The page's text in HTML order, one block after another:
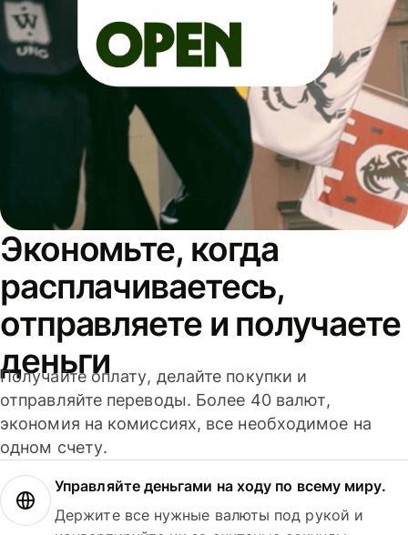
Экономьте, когда
расплачиваетесь,
отправляете и получаете
деньги
Получайте оплату, делайте покупки и
отправляйте переводы. Более 40 валют,
экономия на комиссиях, все необходимое на
одном счету.
Управляйте деньгами на ходу по всему миру.
Держите все нужные валюты под рукой и